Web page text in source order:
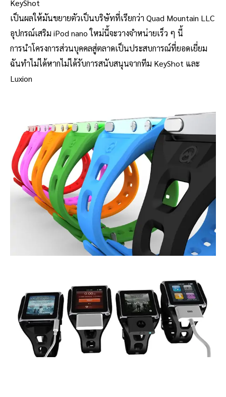
KeyShot
เป็นผลให้มันขยายตัวเป็นบริษัทที่เรียกว่า Quad Mountain LLC
อุปกรณ์เสริม iPod nano ใหม่นี้จะวางจำหน่ายเร็ว ๆ นี้
การนำโครงการส่วนบุคคลสู่ตลาดเป็นประสบการณ์ที่ยอดเยี่ยม
ฉันทำไม่ได้หากไม่ได้รับการสนับสนุนจากทีม KeyShot และ
Luxion